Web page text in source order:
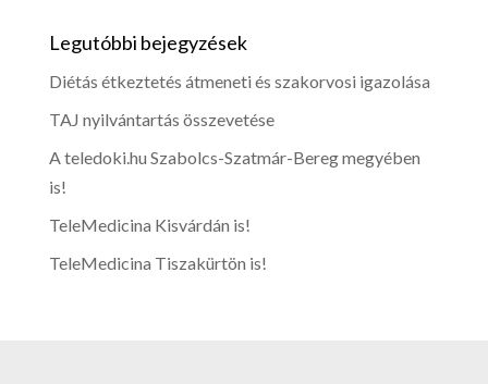
Legutóbbi bejegyzések
Diétás étkeztetés átmeneti és szakorvosi igazolása
TAJ nyilvántartás összevetése
A teledoki.hu Szabolcs-Szatmár-Bereg megyében
is!
TeleMedicina Kisvárdán is!
TeleMedicina Tiszakürtön is!